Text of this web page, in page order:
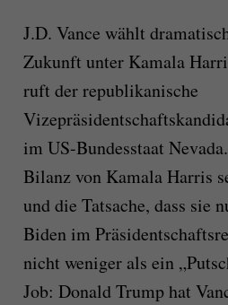
J.D. Vance wählt
Zukunft unter Kamala
ruft der republikanische
im US-Bundesstaat
Bilanz von Kamala Harris
und die Tatsache, dass sie
Biden im
nicht weniger als ein
Job: Donald Trump hat